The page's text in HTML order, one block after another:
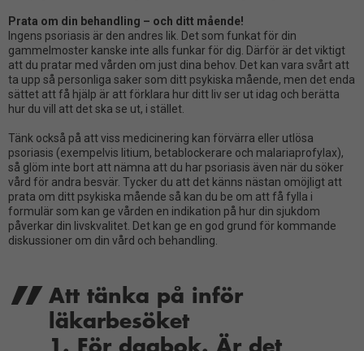
Prata om din behandling – och ditt mående!
Ingens psoriasis är den andres lik. Det som funkat för din
gammelmoster kanske inte alls funkar för dig. Därför är det viktigt
att du pratar med vården om just dina behov. Det kan vara svårt att
ta upp så personliga saker som ditt psykiska mående, men det enda
sättet att få hjälp är att förklara hur ditt liv ser ut idag och berätta
hur du vill att det ska se ut, i stället.
Tänk också på att viss medicinering kan förvärra eller utlösa
psoriasis (exempelvis litium, betablockerare och malariaprofylax),
så glöm inte bort att nämna att du har psoriasis även när du söker
vård för andra besvär. Tycker du att det känns nästan omöjligt att
prata om ditt psykiska mående så kan du be om att få fylla i
formulär som kan ge vården en indikation på hur din sjukdom
påverkar din livskvalitet. Det kan ge en god grund för kommande
diskussioner om din vård och behandling.
Att tänka på inför
läkarbesöket